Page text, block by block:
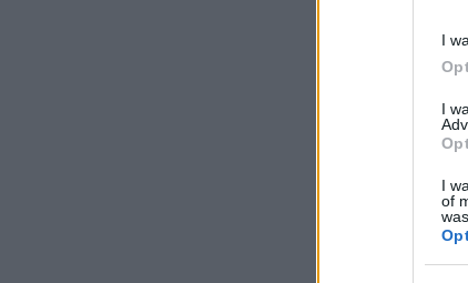
I
I
I
of